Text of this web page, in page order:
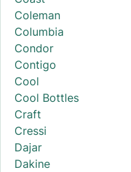
Coleman
Columbia
Condor
Contigo
Cool
Cool Bottles
Craft
Cressi
Dajar
Dakine